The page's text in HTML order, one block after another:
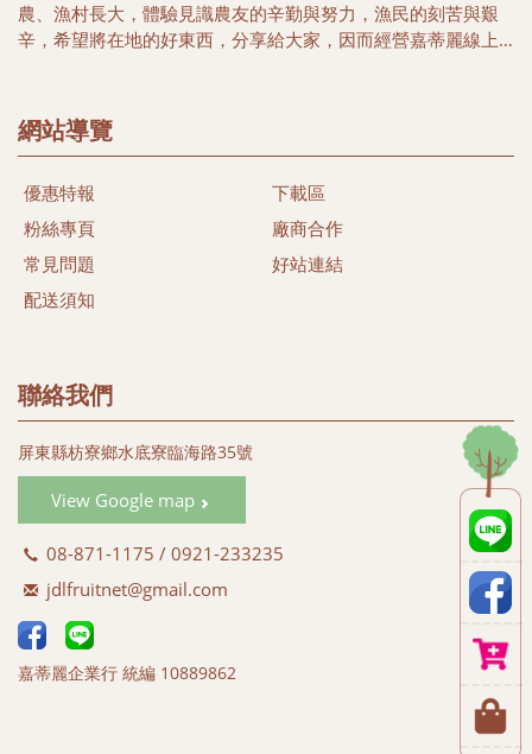
農、漁村長大，體驗見識農友的辛勤與努力，漁民的刻苦與艱
辛，希望將在地的好東西，分享給大家，因而經營嘉蒂麗線上
多一項選擇，多一份體驗台灣漁米之鄉的好味道。
尊重自然土地生態，落實有機生活為目標、推行發展當地農漁
特產，希望能以微簿力量，為大家找尋當地健康安心好食材。
樂活生命盡一份心力。
#蜜彩蓮霧禮盒 (#彩色蓮霧禮盒)
#白翠玉蓮霧 (#綠色蓮霧)
#蜜彩黑金 (#飛彈蓮霧)
#蜜彩巴掌 (#巴掌蓮霧)
#蜜彩子彈 (#子彈蓮霧)
網站導覽
優惠特報
粉絲專頁
常見問題
配送須知
下載區
廠商合作
好站連結
聯絡我們
屏東縣枋寮鄉水底寮臨海路35號
View Google map
08-871-1175 / 0921-233235
jdlfruitnet@gmail.com
嘉蒂麗企業行 統編 10889862